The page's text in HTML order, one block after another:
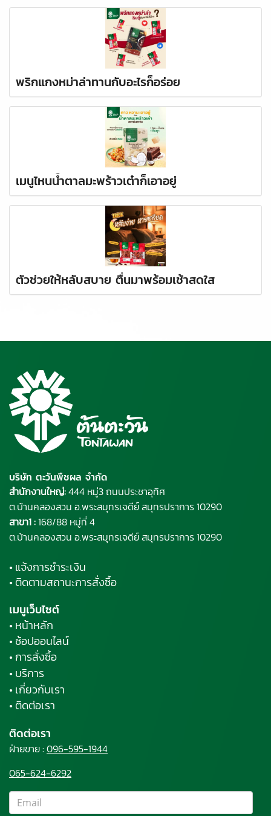
พริกแกงหม่าล่าทานกับอะไรก็อร่อย
เมนูไหนน้ำตาลมะพร้าวเต๋าก็เอาอยู่
ตัวช่วยให้หลับสบาย ตื่นมาพร้อมเช้าสดใส
บริษัท ตะวันพืชผล จำกัด
สำนักงานใหญ่:444 หมู่3 ถนนประชาอุทิศ
ต.บ้านคลองสวน อ.พระสมุทรเจดีย์สมุทรปราการ 10290
สาขา1 :168/88 หมู่ที่ 4
ต.บ้านคลองสวน อ.พระสมุทรเจดีย์ สมุทรปราการ 10290
• แจ้งการชำระเงิน
• ติดตามสถานะการสั่งซื้อ
เมนูเว็บไซต์
• หน้าหลัก
• ช้อปออนไลน์
• การสั่งซื้อ
• บริการ
• เกี่ยวกับเรา
• ติดต่อเรา
ติดต่อเรา
ฝ่ายขาย : 096-595-1944
065-624-6292